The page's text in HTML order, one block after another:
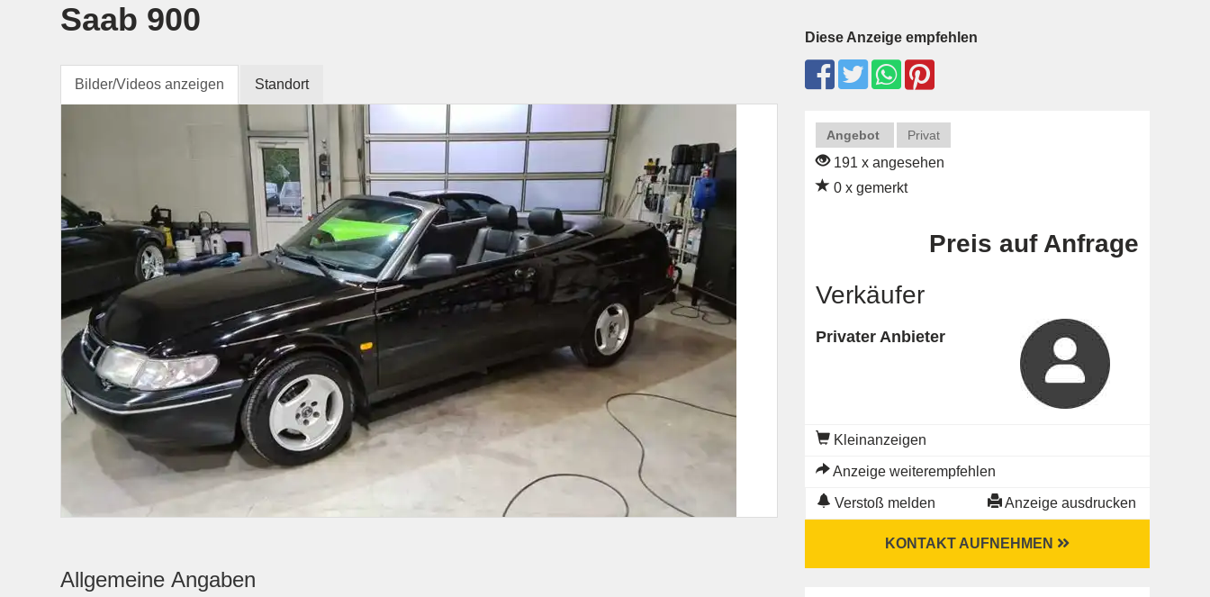
Saab 900
Bilder/Videos anzeigen Standort
Allgemeine Angaben
Diese Anzeige empfehlen
Angebot Privat
191 x angesehen
0 x gemerkt
Preis auf Anfrage
Verkäufer
Privater Anbieter
Kleinanzeigen
Anzeige weiterempfehlen
Verstoß melden Anzeige ausdrucken
KONTAKT AUFNEHMEN